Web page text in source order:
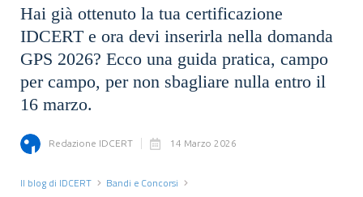
Hai già ottenuto la tua certificazione
IDCERT e ora devi inserirla nella domanda
GPS 2026? Ecco una guida pratica, campo
per campo, per non sbagliare nulla entro il
16 marzo.
Redazione IDCERT 14 Marzo 2026
Il blog di IDCERT
Bandi e Concorsi